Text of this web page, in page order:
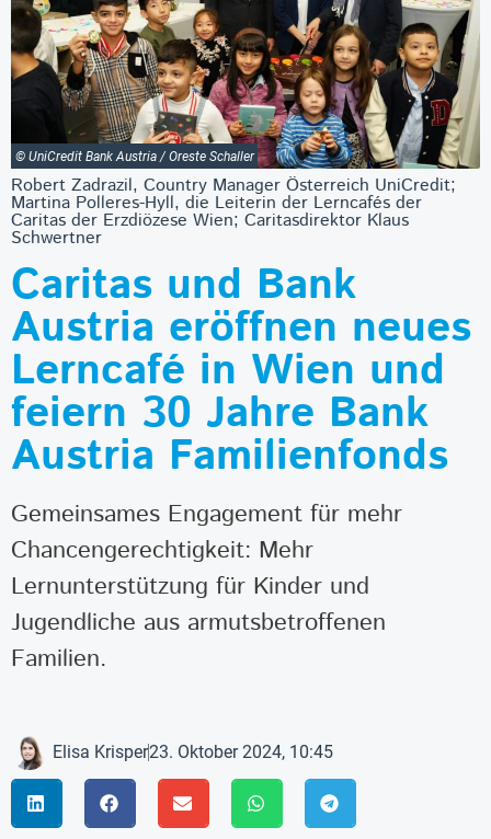
© UniCredit Bank Austria / Oreste Schaller
Robert Zadrazil, Country Manager Österreich UniCredit;
Martina Polleres-Hyll, die Leiterin der Lerncafés der
Caritas der Erzdiözese Wien; Caritasdirektor Klaus
Schwertner
Caritas und Bank
Austria eröffnen neues
Lerncafé in Wien und
feiern 30 Jahre Bank
Austria Familienfonds
Gemeinsames Engagement für mehr
Chancengerechtigkeit: Mehr
Lernunterstützung für Kinder und
Jugendliche aus armutsbetroffenen
Familien.
Elisa Krisper23. Oktober 2024, 10:45